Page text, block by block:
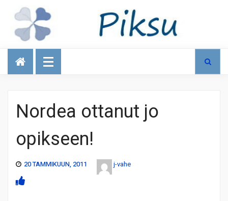
Talous
Nordea ottanut jo
opikseen!
20 TAMMIKUUN, 2011 j-vahe